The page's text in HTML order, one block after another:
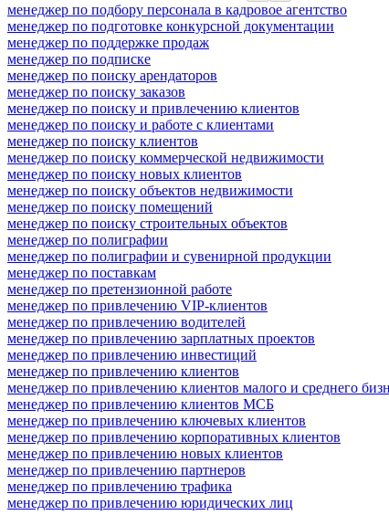
менеджер по подбору персонала в кадровое агентство
менеджер по подготовке конкурсной документации
менеджер по поддержке продаж
менеджер по подписке
менеджер по поиску арендаторов
менеджер по поиску заказов
менеджер по поиску и привлечению клиентов
менеджер по поиску и работе с клиентами
менеджер по поиску клиентов
менеджер по поиску коммерческой недвижимости
менеджер по поиску новых клиентов
менеджер по поиску объектов недвижимости
менеджер по поиску помещений
менеджер по поиску строительных объектов
менеджер по полиграфии
менеджер по полиграфии и сувенирной продукции
менеджер по поставкам
менеджер по претензионной работе
менеджер по привлечению VIP-клиентов
менеджер по привлечению водителей
менеджер по привлечению зарплатных проектов
менеджер по привлечению инвестиций
менеджер по привлечению клиентов
менеджер по привлечению клиентов малого и среднего
менеджер по привлечению клиентов МСБ
менеджер по привлечению ключевых клиентов
менеджер по привлечению корпоративных клиентов
менеджер по привлечению новых клиентов
менеджер по привлечению партнеров
менеджер по привлечению трафика
менеджер по привлечению юридических лиц